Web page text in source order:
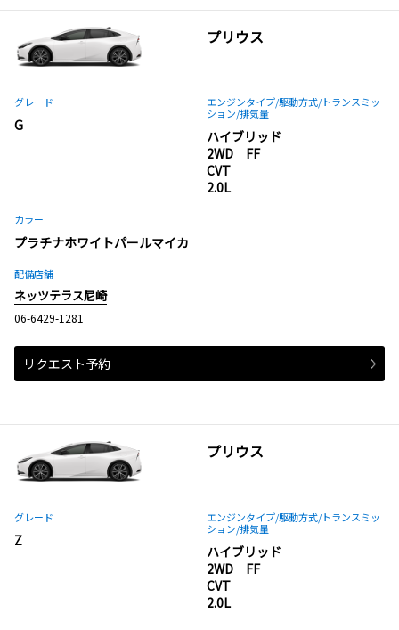
プリウス
グレード
G
エンジンタイプ/駆動方式/トランスミッ
ション/排気量
ハイブリッド
2WD FF
CVT
2.0L
カラー
プラチナホワイトパールマイカ
配備店舗
ネッツテラス尼崎
06-6429-1281
リクエスト予約
プリウス
グレード
Z
エンジンタイプ/駆動方式/トランスミッ
ション/排気量
ハイブリッド
2WD FF
CVT
2.0L